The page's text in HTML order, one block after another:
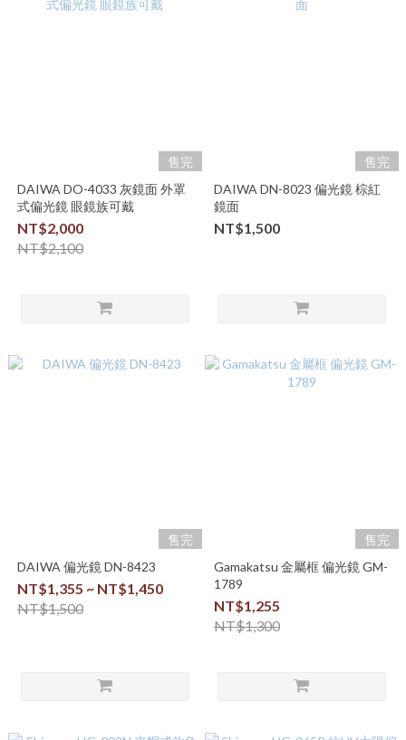
售完
DAIWA DO-4033 灰鏡面 外罩
式偏光鏡 眼鏡族可戴
NT$2,000
NT$2,100
售完
DAIWA DN-8023 偏光鏡 棕紅
鏡面
NT$1,500
售完
DAIWA 偏光鏡 DN-8423
NT$1,355 ~ NT$1,450
NT$1,500
售完
Gamakatsu 金屬框 偏光鏡 GM-
1789
NT$1,255
NT$1,300